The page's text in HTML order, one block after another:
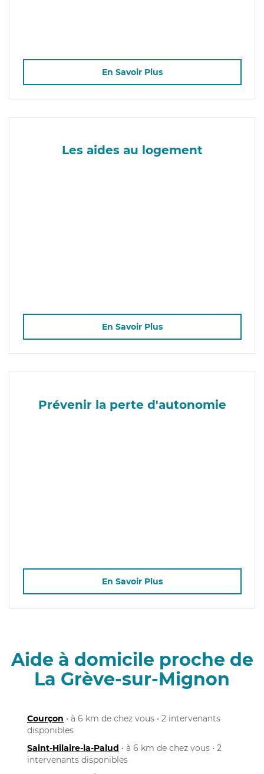
En Savoir Plus
Les aides au logement
En Savoir Plus
Prévenir la perte d'autonomie
En Savoir Plus
Aide à domicile proche de
La Grève-sur-Mignon
Courçon • à 6 km de chez vous • 2 intervenants
disponibles
Saint-Hilaire-la-Palud • à 6 km de chez vous • 2
intervenants disponibles